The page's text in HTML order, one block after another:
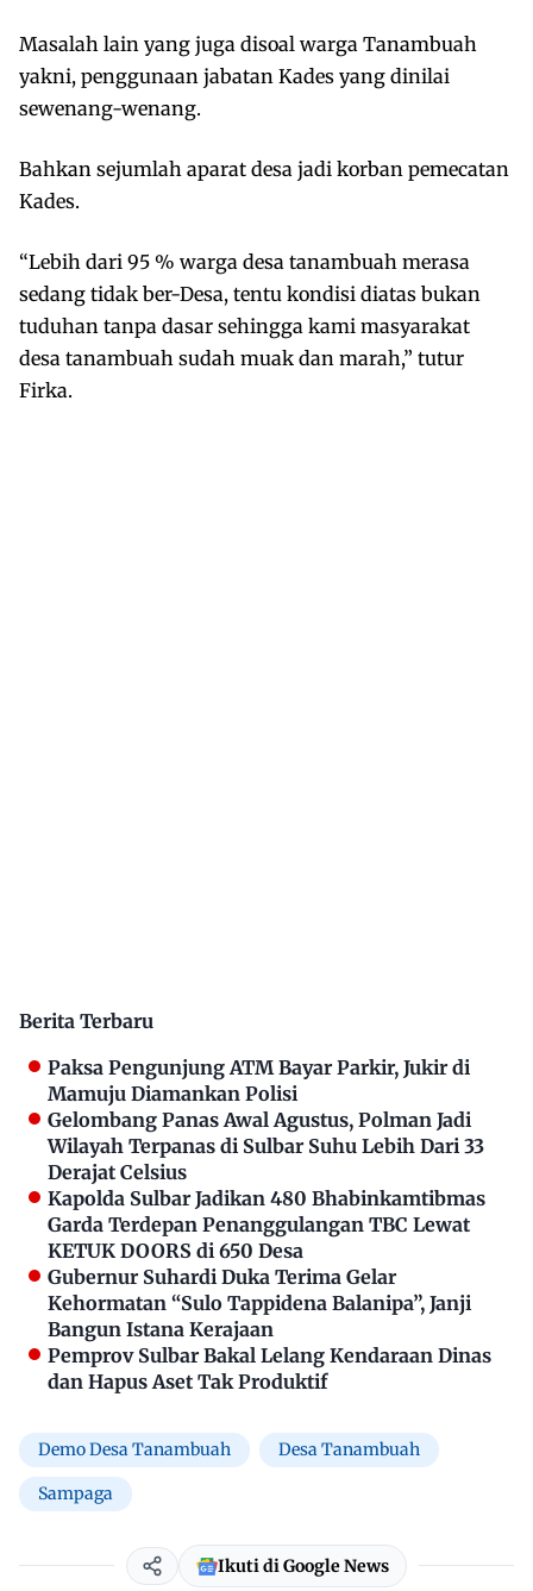
Masalah lain yang juga disoal warga Tanambuah
yakni, penggunaan jabatan Kades yang dinilai
sewenang-wenang.
Bahkan sejumlah aparat desa jadi korban pemecatan
Kades.
“Lebih dari 95 % warga desa tanambuah merasa
sedang tidak ber-Desa, tentu kondisi diatas bukan
tuduhan tanpa dasar sehingga kami masyarakat
desa tanambuah sudah muak dan marah,” tutur
Firka.
Berita Terbaru
Paksa Pengunjung ATM Bayar Parkir, Jukir di
Mamuju Diamankan Polisi
Gelombang Panas Awal Agustus, Polman Jadi
Wilayah Terpanas di Sulbar Suhu Lebih Dari 33
Derajat Celsius
Kapolda Sulbar Jadikan 480 Bhabinkamtibmas
Garda Terdepan Penanggulangan TBC Lewat
KETUK DOORS di 650 Desa
Gubernur Suhardi Duka Terima Gelar
Kehormatan “Sulo Tappidena Balanipa”, Janji
Bangun Istana Kerajaan
Pemprov Sulbar Bakal Lelang Kendaraan Dinas
dan Hapus Aset Tak Produktif
Demo Desa Tanambuah Desa Tanambuah
Sampaga
Ikuti di Google News